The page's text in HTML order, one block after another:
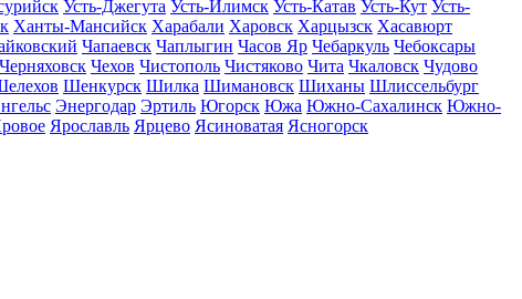
Усть-Джегута Усть-Илимск Усть-Катав Усть-Кут Усть-
Ханты-Мансийск Харабали Харовск Харцызск Хасавюрт
Чапаевск Чаплыгин Часов Яр Чебаркуль Чебоксары
Черняховск Чехов Чистополь Чистяково Чита Чкаловск Чудово
Шенкурск Шилка Шимановск Шиханы Шлиссельбург
Энергодар Эртиль Югорск Южа Южно-Сахалинск Южно-
Ярославль Ярцево Ясиноватая Ясногорск